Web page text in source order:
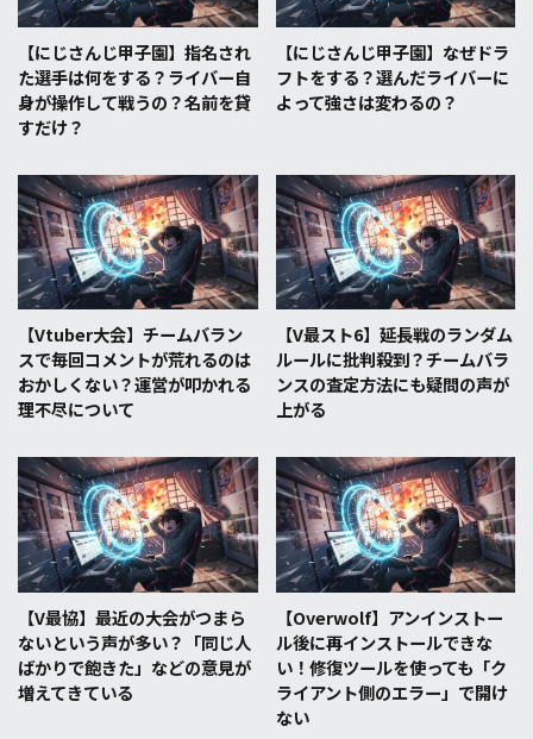
【にじさんじ甲子園】指名され
た選手は何をする？ライバー自
身が操作して戦うの？名前を貸
すだけ？
【にじさんじ甲子園】なぜドラ
フトをする？選んだライバーに
よって強さは変わるの？
【Vtuber大会】チームバラン
スで毎回コメントが荒れるのは
おかしくない？運営が叩かれる
理不尽について
【V最スト6】延長戦のランダム
ルールに批判殺到？チームバラ
ンスの査定方法にも疑問の声が
上がる
【V最協】最近の大会がつまら
ないという声が多い？「同じ人
ばかりで飽きた」などの意見が
増えてきている
【Overwolf】アンインストー
ル後に再インストールできな
い！修復ツールを使っても「ク
ライアント側のエラー」で開け
ない